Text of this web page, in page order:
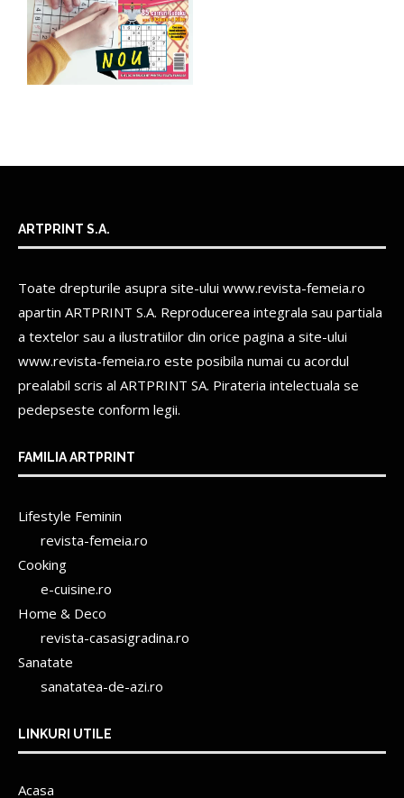
ARTPRINT S.A.
Toate drepturile asupra site-ului www.revista-femeia.ro
apartin ARTPRINT S.A. Reproducerea integrala sau partiala
a textelor sau a ilustratiilor din orice pagina a site-ului
www.revista-femeia.ro este posibila numai cu acordul
prealabil scris al ARTPRINT SA. Pirateria intelectuala se
pedepseste conform legii.
FAMILIA ARTPRINT
Lifestyle Feminin
revista-femeia.ro
Cooking
e-cuisine.ro
Home & Deco
revista-casasigradina.ro
Sanatate
sanatatea-de-azi.ro
LINKURI UTILE
Acasa